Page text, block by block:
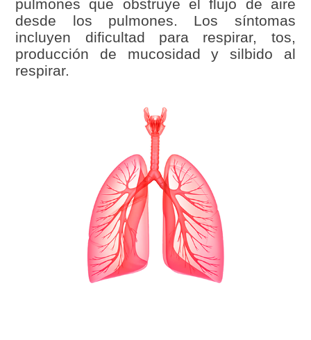
pulmones que obstruye el flujo de aire
desde los pulmones. Los síntomas
incluyen dificultad para respirar, tos,
producción de mucosidad y silbido al
respirar.